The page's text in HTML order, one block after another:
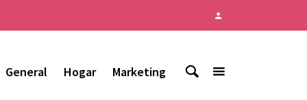
General Hogar Marketing